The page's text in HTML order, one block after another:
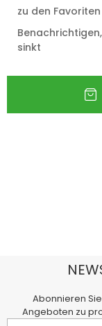
zu den
sinkt
Abonnieren
Angeboten zu